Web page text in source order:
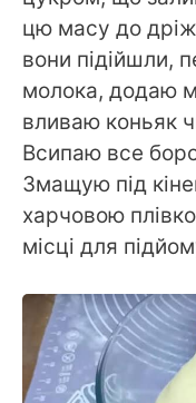
цю масу до
вони підійшли,
молока, додаю
вливаю коньяк
Всипаю все
Змащую під
харчовою
місці для